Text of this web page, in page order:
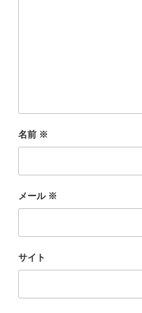
名前 ※
メール ※
サイト